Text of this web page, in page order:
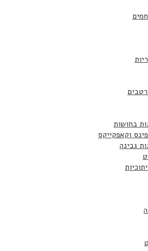
בחושות
וקאפקייקס
גבינה